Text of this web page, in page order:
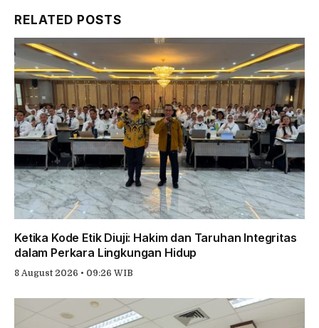
RELATED POSTS
Ketika Kode Etik Diuji: Hakim dan Taruhan Integritas
dalam Perkara Lingkungan Hidup
8 August 2026 • 09:26 WIB